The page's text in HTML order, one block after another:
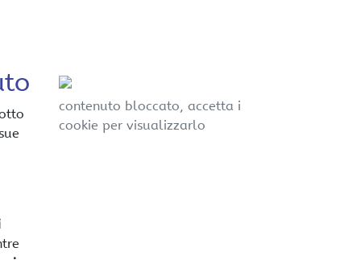
contenuto bloccato, accetta i
cookie per visualizzarlo